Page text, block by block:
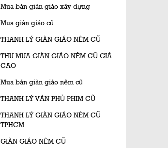
Mua bán giàn giáo xây dựng
Mua giàn giáo cũ
THANH LÝ GIÀN GIÁO NÊM CŨ
THU MUA GIÀN GIÁO NÊM CŨ GIÁ
CAO
Mua bán giàn giáo nêm cũ
THANH LÝ VÁN PHỦ PHIM CŨ
THANH LÝ GIÀN GIÁO NÊM CŨ
TPHCM
GIÀN GIÁO NÊM CŨ